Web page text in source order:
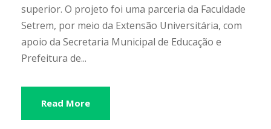
superior. O projeto foi uma parceria da Faculdade
Setrem, por meio da Extensão Universitária, com
apoio da Secretaria Municipal de Educação e
Prefeitura de...
Read More